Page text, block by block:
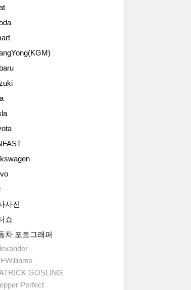
사진
쇼
차 포토그래퍼
GOSLING
Perfect